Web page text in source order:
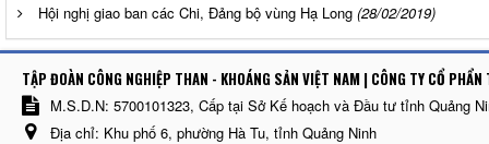
Hội nghị giao ban các Chi, Đảng bộ vùng Hạ Long (28/02/2019)
TẬP ĐOÀN CÔNG NGHIỆP THAN - KHOÁNG SẢN VIỆT NAM | CÔNG TY CỔ
M.S.D.N: 5700101323, Cấp tại Sở Kế hoạch và Đầu tư tỉnh Quảng
Địa chỉ: Khu phố 6, phường Hà Tu, tỉnh Quảng Ninh